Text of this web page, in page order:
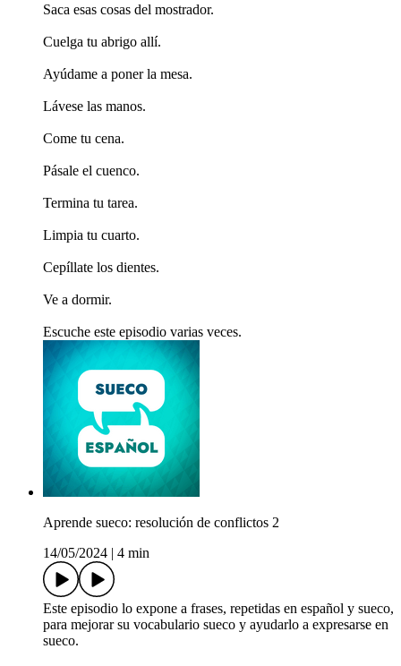
Saca esas cosas del mostrador.
Cuelga tu abrigo allí.
Ayúdame a poner la mesa.
Lávese las manos.
Come tu cena.
Pásale el cuenco.
Termina tu tarea.
Limpia tu cuarto.
Cepíllate los dientes.
Ve a dormir.
Escuche este episodio varias veces.
Aprende sueco: resolución de conflictos 2
14/05/2024
4 min
Este episodio lo expone a frases, repetidas en español y sueco,
para mejorar su vocabulario sueco y ayudarlo a expresarse en
sueco.